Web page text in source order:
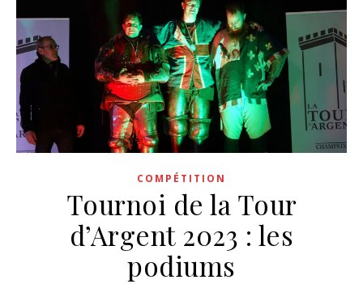
COMPÉTITION
Tournoi de la Tour
d’Argent 2023 : les
podiums